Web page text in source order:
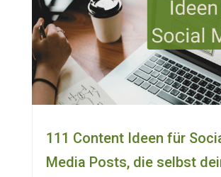
111 Content Ideen für
Media Posts, die selbst